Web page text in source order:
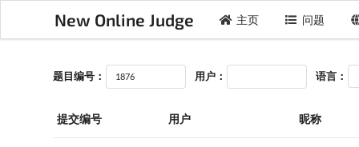
New Online Judge 主页 问题
题目编号： 用户： 语言：
提交编号 用户 昵称